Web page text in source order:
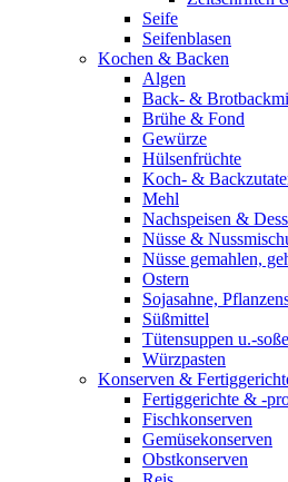
Seife
Seifenblasen
Kochen & Backen
Algen
Back- &
Brühe & Fond
Gewürze
Hülsenfrüchte
Koch- &
Mehl
Nachspeisen &
Nüsse &
Nüsse gemahlen,
Ostern
Sojasahne,
Süßmittel
Tütensuppen u.-
Würzpasten
Konserven &
Fertiggerichte & -
Fischkonserven
Gemüsekonserven
Obstkonserven